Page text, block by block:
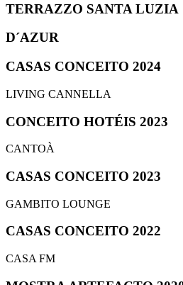
TERRAZZO SANTA LUZIA
D´AZUR
CASAS CONCEITO 2024
LIVING CANNELLA
CONCEITO HOTÉIS 2023
CANTOÀ
CASAS CONCEITO 2023
GAMBITO LOUNGE
CASAS CONCEITO 2022
CASA FM